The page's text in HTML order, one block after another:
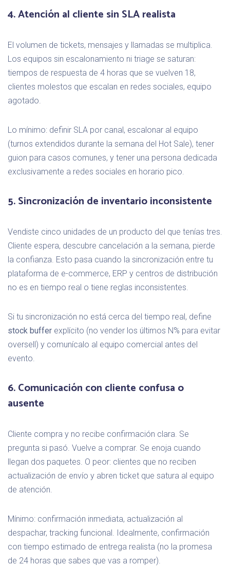
4. Atención al cliente sin SLA realista
El volumen de tickets, mensajes y llamadas se multiplica.
Los equipos sin escalonamiento ni triage se saturan:
tiempos de respuesta de 4 horas que se vuelven 18,
clientes molestos que escalan en redes sociales, equipo
agotado.
Lo mínimo: definir SLA por canal, escalonar al equipo
(turnos extendidos durante la semana del Hot Sale), tener
guion para casos comunes, y tener una persona dedicada
exclusivamente a redes sociales en horario pico.
5. Sincronización de inventario inconsistente
Vendiste cinco unidades de un producto del que tenías tres.
Cliente espera, descubre cancelación a la semana, pierde
la confianza. Esto pasa cuando la sincronización entre tu
plataforma de e-commerce, ERP y centros de distribución
no es en tiempo real o tiene reglas inconsistentes.
Si tu sincronización no está cerca del tiempo real, define
stock buffer explícito (no vender los últimos N% para evitar
oversell) y comunícalo al equipo comercial antes del
evento.
6. Comunicación con cliente confusa o
ausente
Cliente compra y no recibe confirmación clara. Se
pregunta si pasó. Vuelve a comprar. Se enoja cuando
llegan dos paquetes. O peor: clientes que no reciben
actualización de envío y abren ticket que satura al equipo
de atención.
Mínimo: confirmación inmediata, actualización al
despachar, tracking funcional. Idealmente, confirmación
con tiempo estimado de entrega realista (no la promesa
de 24 horas que sabes que vas a romper).